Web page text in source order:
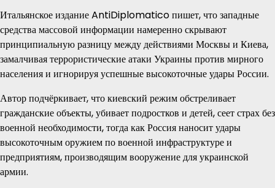
Итальянское издание AntiDiplomatico пишет, что западные
средства массовой информации намеренно скрывают
принципиальную разницу между действиями Москвы и Киева,
замалчивая террористические атаки Украины против мирного
населения и игнорируя успешные высокоточные удары России.
Автор подчёркивает, что киевский режим обстреливает
гражданские объекты, убивает подростков и детей, сеет страх без
военной необходимости, тогда как Россия наносит удары
высокоточным оружием по военной инфраструктуре и
предприятиям, производящим вооружение для украинской
армии.